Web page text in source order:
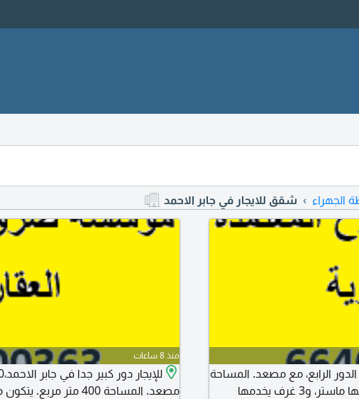
الجهراء شقق للايجار في جابر الاحمد
الدور الرابع، مع مصعد. المساحة
400 متر مربع. تتكون من 5 غرف، اثنتان منها ماستر، و3 غرف يخدمها
منذ 8 ساعات